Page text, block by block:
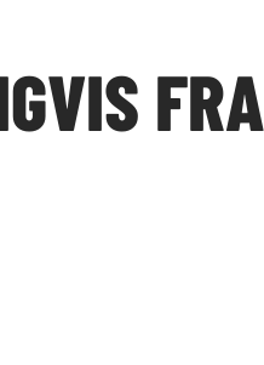
FRA